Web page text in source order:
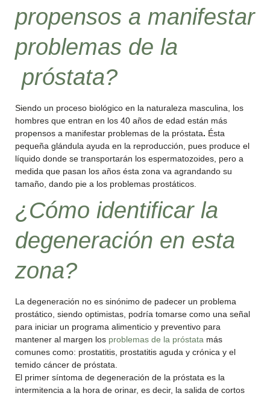
propensos a manifestar
problemas de la
próstata?
Siendo un proceso biológico en la naturaleza masculina, los
hombres que entran en los 40 años de edad están más
propensos a manifestar problemas de la próstata. Ésta
pequeña glándula ayuda en la reproducción, pues produce el
líquido donde se transportarán los espermatozoides, pero a
medida que pasan los años ésta zona va agrandando su
tamaño, dando pie a los problemas prostáticos.
¿Cómo identificar la
degeneración en esta
zona?
La degeneración no es sinónimo de padecer un problema
prostático, siendo optimistas, podría tomarse como una señal
para iniciar un programa alimenticio y preventivo para
mantener al margen los problemas de la próstata más
comunes como: prostatitis, prostatitis aguda y crónica y el
temido cáncer de próstata.
El primer síntoma de degeneración de la próstata es la
intermitencia a la hora de orinar, es decir, la salida de cortos